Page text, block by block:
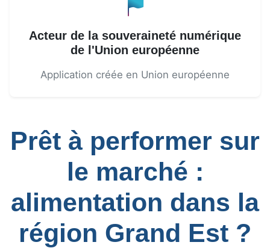
Acteur de la souveraineté numérique
de l'Union européenne
Application créée en Union européenne
Prêt à performer sur
le marché :
alimentation dans la
région Grand Est ?